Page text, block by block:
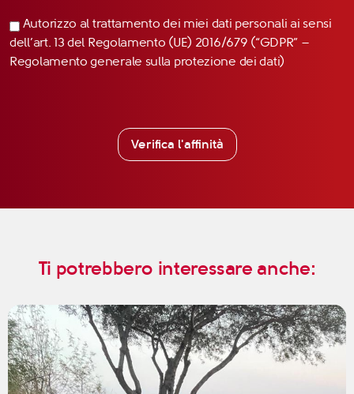
Autorizzo al trattamento dei miei dati personali ai sensi
dell’art. 13 del Regolamento (UE) 2016/679 (“GDPR” –
Regolamento generale sulla protezione dei dati)
Verifica l'affinità
Ti potrebbero interessare anche: